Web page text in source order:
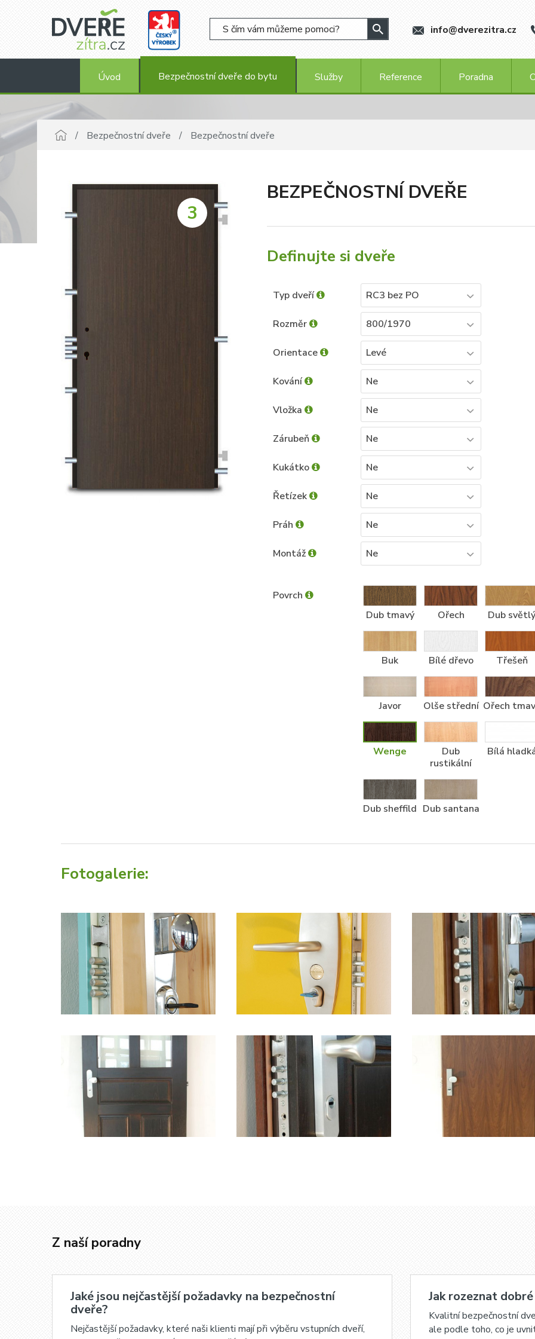
info@dverezitra.cz
Úvod Bezpečnostní dveře do bytu Služby Reference Poradna
Bezpečnostní dveře Bezpečnostní dveře
3
BEZPEČNOSTNÍ DVEŘE
Definujte si dveře
Typ dveří RC3 bez PO
Rozměr 800/1970
Orientace Levé
Kování Ne
Vložka Ne
Zárubeň Ne
Kukátko Ne
Řetízek Ne
Práh Ne
Montáž Ne
Povrch
Dub tmavý
Ořech Dub světlý
Buk Bílé dřevo Třešeň
Javor Olše střední Ořech
Wenge
Dub
rustikální
Bílá
Dub sheffild Dub santana
Fotogalerie:
Z naší poradny
Jaké jsou nejčastější požadavky na bezpečnostní
dveře?
Nejčastější požadavky, které naši klienti mají při výběru vstupních dveří,
Jak rozeznat
Kvalitní bezpečnostní
ale podle toho, co je